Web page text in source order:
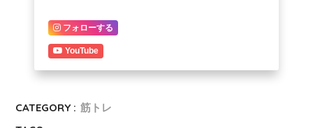
フォローする
YouTube
CATEGORY : 筋トレ